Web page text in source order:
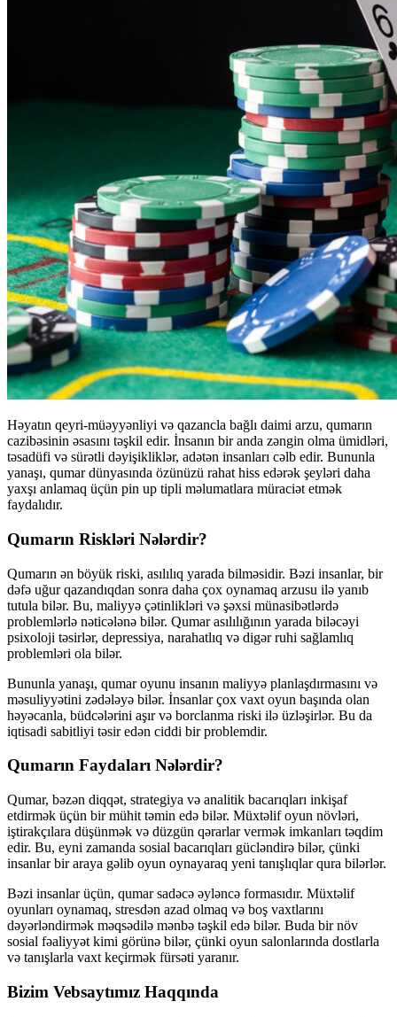
Həyatın qeyri-müəyyənliyi və qazancla bağlı daimi arzu, qumarın
cazibəsinin əsasını təşkil edir. İnsanın bir anda zəngin olma ümidləri,
təsadüfi və sürətli dəyişikliklər, adətən insanları cəlb edir. Bununla
yanaşı, qumar dünyasında özünüzü rahat hiss edərək şeyləri daha
yaxşı anlamaq üçün pin up tipli məlumatlara müraciət etmək
faydalıdır.
Qumarın Riskləri Nələrdir?
Qumarın ən böyük riski, asılılıq yarada bilməsidir. Bəzi insanlar, bir
dəfə uğur qazandıqdan sonra daha çox oynamaq arzusu ilə yanıb
tutula bilər. Bu, maliyyə çətinlikləri və şəxsi münasibətlərdə
problemlərlə nəticələnə bilər. Qumar asılılığının yarada biləcəyi
psixoloji təsirlər, depressiya, narahatlıq və digər ruhi sağlamlıq
problemləri ola bilər.
Bununla yanaşı, qumar oyunu insanın maliyyə planlaşdırmasını və
məsuliyyətini zədələyə bilər. İnsanlar çox vaxt oyun başında olan
həyəcanla, büdcələrini aşır və borclanma riski ilə üzləşirlər. Bu da
iqtisadi sabitliyi təsir edən ciddi bir problemdir.
Qumarın Faydaları Nələrdir?
Qumar, bəzən diqqət, strategiya və analitik bacarıqları inkişaf
etdirmək üçün bir mühit təmin edə bilər. Müxtəlif oyun növləri,
iştirakçılara düşünmək və düzgün qərarlar vermək imkanları təqdim
edir. Bu, eyni zamanda sosial bacarıqları gücləndirə bilər, çünki
insanlar bir araya gəlib oyun oynayaraq yeni tanışlıqlar qura bilərlər.
Bəzi insanlar üçün, qumar sadəcə əyləncə formasıdır. Müxtəlif
oyunları oynamaq, stresdən azad olmaq və boş vaxtlarını
dəyərləndirmək məqsədilə mənbə təşkil edə bilər. Buda bir növ
sosial fəaliyyət kimi görünə bilər, çünki oyun salonlarında dostlarla
və tanışlarla vaxt keçirmək fürsəti yaranır.
Bizim Vebsaytımız Haqqında